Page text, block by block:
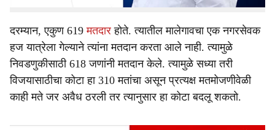
दरम्यान, एकुण 619मतदारहोते. त्यातील मालेगावचा एक नगरसेवक
हज यात्रेला गेल्याने त्यांना मतदान करता आले नाही. त्यामुळे
निवडणुकीसाठी 618 जणांनी मतदान केले. त्यामुळे सध्या तरी
विजयासाठीचा कोटा हा 310 मतांचा असून प्रत्यक्ष मतमोजणीवेळी
काही मते जर अवैध ठरली तर त्यानुसार हा कोटा बदलू शकतो.